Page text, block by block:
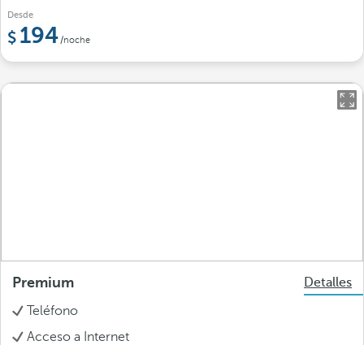
Desde
194/noche
Premium
Detalles
Teléfono
Acceso a Internet